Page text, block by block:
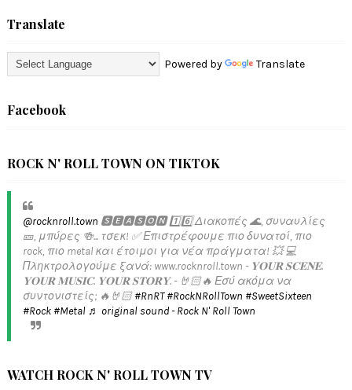
Translate
Powered by Translate
Facebook
ROCK N' ROLL TOWN ON TIKTOK
@rocknroll.town 🆂🅴🅰🆂🅾🅽 1️⃣6️⃣ Διακοπές 🌊, συναυλίες
🎫, μπύρες 🍻... τσεκ! ✅️ Επιστρέφουμε πιο δυνατοί, πιο
rock, πιο metal και έτοιμοι για νέα πράγματα! 💥 💻
Πληκτρολογούμε ξανά: www.rocknroll.town - 𝐘𝐎𝐔𝐑 𝐒𝐂𝐄𝐍𝐄.
𝐘𝐎𝐔𝐑 𝐌𝐔𝐒𝐈𝐂. 𝐘𝐎𝐔𝐑 𝐒𝐓𝐎𝐑𝐘. - 🤘🏻🔥 Εσύ ακόμα να
συντονιστείς; 🔥🤘🏻#RnRT #RockNRollTown #SweetSixteen
#Rock #Metal ♬ original sound - Rock N' Roll Town
WATCH ROCK N' ROLL TOWN TV